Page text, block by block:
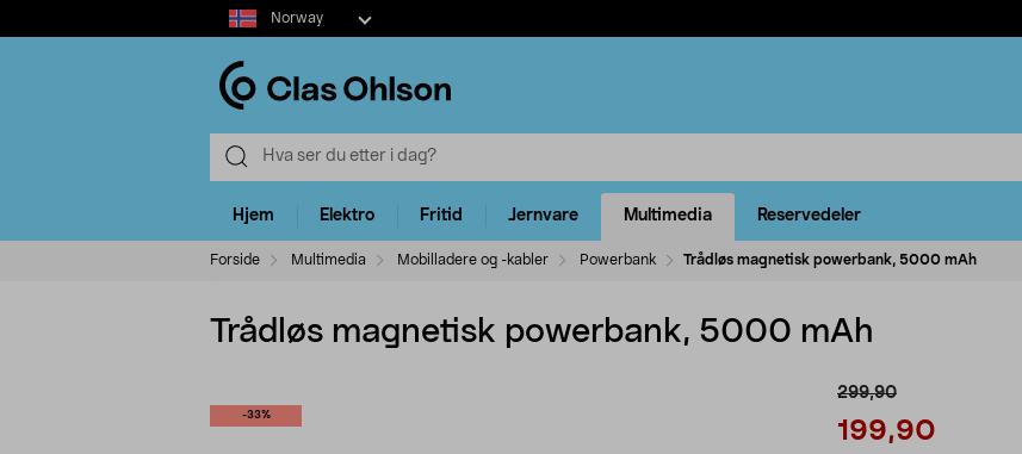
Select
market
Norway
Hjem Elektro Fritid Jernvare Multimedia Reservedeler
Forside Multimedia Mobilladere og -kabler Powerbank Trådløs magnetisk powerbank, 5000 mAh
Trådløs magnetisk powerbank, 5000 mAh
-33%
299,90
199,90